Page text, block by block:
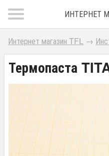
ИНТЕРНЕТ
Интернет магазин TFL →
Термопаста